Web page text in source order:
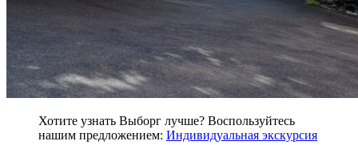
Хотите узнать Выборг лучше? Воспользуйтесь
нашим предложением: Индивидуальная экскурсия